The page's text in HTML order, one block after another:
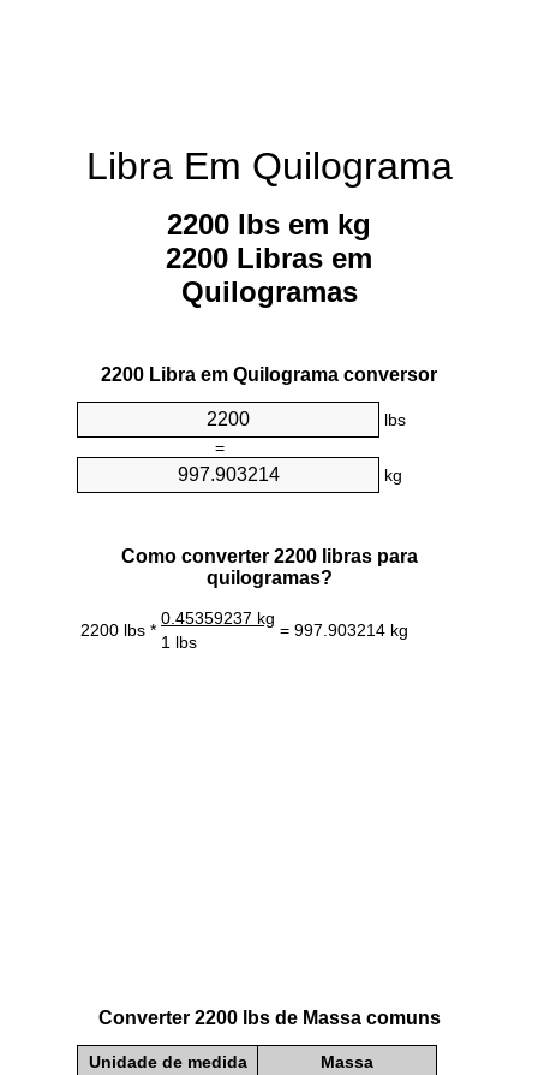
Libra Em Quilograma
2200 lbs em kg
2200 Libras em
Quilogramas
2200 Libra em Quilograma conversor
lbs
=
kg
Como converter 2200 libras para
quilogramas?
2200 lbs *
0.45359237 kg
= 997.903214 kg
1 lbs
Converter 2200 lbs de Massa comuns
Unidade de medida Massa